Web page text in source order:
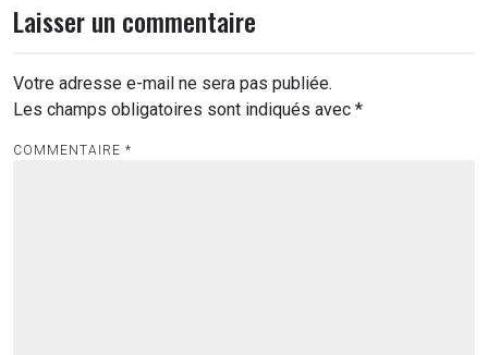
Laisser un commentaire
Votre adresse e-mail ne sera pas publiée.
Les champs obligatoires sont indiqués avec *
COMMENTAIRE *